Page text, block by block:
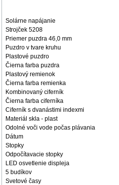
Solárne napájanie
Strojček 5208
Priemer puzdra 46,0 mm
Puzdro v tvare kruhu
Plastové puzdro
Čierna farba puzdra
Plastový remienok
Čierna farba remienka
Kombinovaný ciferník
Čierna farba ciferníka
Ciferník s dvanástimi indexmi
Materiál skla - plast
Odolné voči vode počas plávania
Dátum
Stopky
Odpočítavacie stopky
LED osvetlenie displeja
5 budíkov
Svetové časy